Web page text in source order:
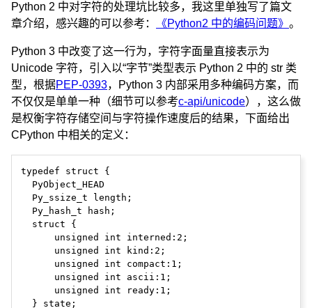
Python 2 中对字符的处理坑比较多，我这里单独写了篇文
章介绍，感兴趣的可以参考：
《Python2 中的编码问题》 。
Python 3 中改变了这一行为，字符字面量直接表示为
Unicode 字符，引入以“字节”类型表示 Python 2 中的 str 类
型，根据PEP-0393，Python 3 内部采用多种编码方案，而
不仅仅是单单一种（细节可以参考c-api/unicode），这么做
是权衡字符存储空间与字符操作速度后的结果，下面给出
CPython 中相关的定义：
typedef struct {
  PyObject_HEAD
  Py_ssize_t length;
  Py_hash_t hash;
  struct {
      unsigned int interned:2;
      unsigned int kind:2;
      unsigned int compact:1;
      unsigned int ascii:1;
      unsigned int ready:1;
  } state;